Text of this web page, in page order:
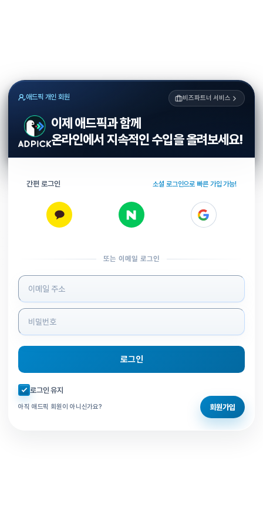
애드픽 개인 회원 비즈파트너 서비스
이제 애드픽과 함께
온라인에서 지속적인 수입을 올려보세요!
간편 로그인 소셜 로그인으로 빠른 가입 가능!
또는 이메일 로그인
로그인 정보 입력
로그인
자동로그인 체크
로그인 유지
아직 애드픽 회원이 아니신가요? 회원가입